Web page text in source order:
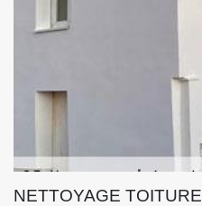
NETTOYAGE TOITURE